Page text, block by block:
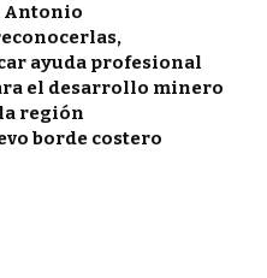
Antonio
ayuda profesional
el desarrollo minero
región
borde costero